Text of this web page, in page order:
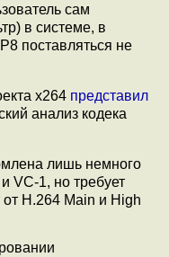
сам
в системе, в
поставляться не
x264 представил
анализ кодека
лишь немного
VC-1, но требует
от H.264 Main и High